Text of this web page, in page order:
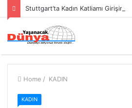
Home / KADIN
KADIN